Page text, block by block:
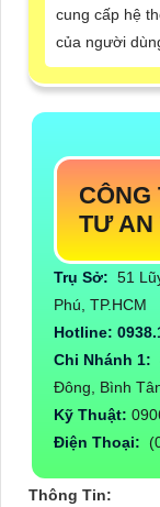
cung cấp hệ
của người
CÔNG
TƯ AN
Trụ Sở: 51
Phú, TP.HCM
Hotline:
Chi Nhánh 1:
Đông, Bình
Kỹ Thuật:
Điện Thoại:
Thông Tin: